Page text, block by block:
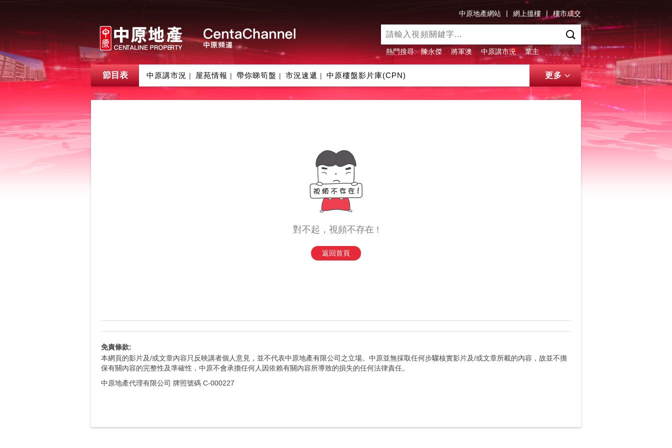
中原地產網站 | 網上搵樓 | 樓市成交
熱門搜尋: 陳永傑 將軍澳 中原講市況 業主
節目表 中原講市況 | 屋苑情報 | 帶你睇筍盤 | 市況速遞 | 中原樓盤影片庫(CPN) 更多
對不起，視頻不存在 !
返回首頁
免責條款:
本網頁的影片及/或文章內容只反映講者個人意見，並不代表中原地產有限公司之立場。中原並無採取任何步驟核實影片及/或文章所載的內容，故並不擔
保有關內容的完整性及準確性，中原不會承擔任何人因依賴有關內容所導致的損失的任何法律責任。
中原地產代理有限公司 牌照號碼 C-000227